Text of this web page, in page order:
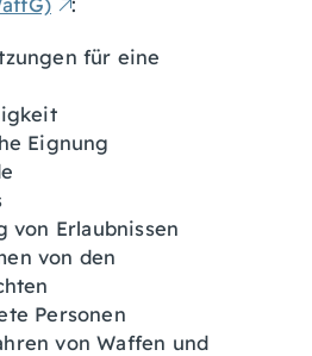
:
für eine
Eignung
von Erlaubnissen
von den
Personen
von Waffen und